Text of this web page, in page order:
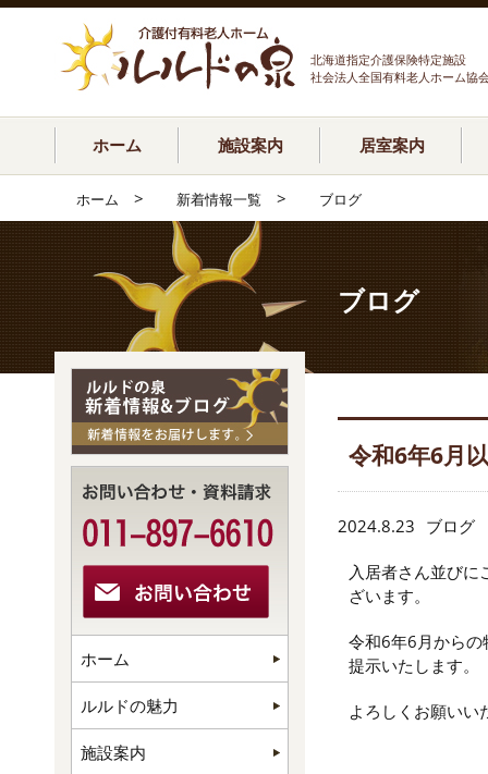
北海道指定介護保険特定施設
社会法人全国有料老人ホーム協
ホーム 施設案内 居室案内
ホーム > 新着情報一覧 > ブログ
ブログ
令和6年6月
2024.8.23 ブログ
入居者さん並びに
ざいます。
令和6年6月から
提示いたします。
よろしくお願いい
ホーム
ルルドの魅力
施設案内